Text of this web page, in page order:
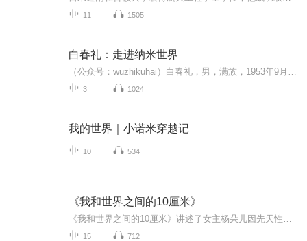
11 1505
白春礼：走进纳米世界
3 1024
我的世界｜小诺米穿越记
10 534
《我和世界之间的10厘米》
15 712